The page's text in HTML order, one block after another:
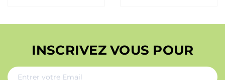
INSCRIVEZ VOUS POUR